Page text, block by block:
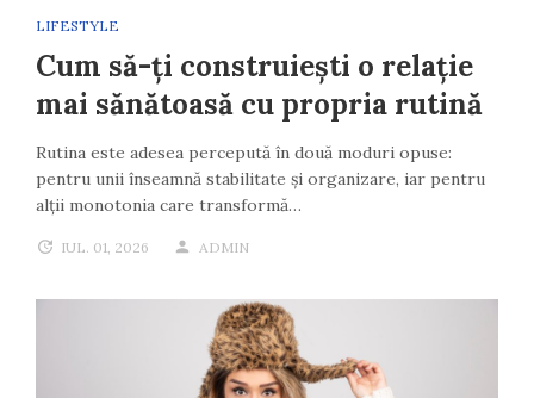
LIFESTYLE
Cum să-ți construiești o relație
mai sănătoasă cu propria rutină
Rutina este adesea percepută în două moduri opuse:
pentru unii înseamnă stabilitate și organizare, iar pentru
alții monotonia care transformă…
IUL. 01, 2026 ADMIN